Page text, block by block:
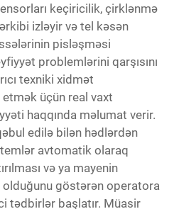
keçiricilik, çirklənmə
izləyir və tel kəsən
pisləşməsi
problemlərini qarşısını
texniki xidmət
etmək üçün real vaxt
haqqında məlumat verir.
edilə bilən hədlərdən
avtomatik olaraq
və ya mayenin
olduğunu göstərən operatora
tədbirlər başlatır. Müasir